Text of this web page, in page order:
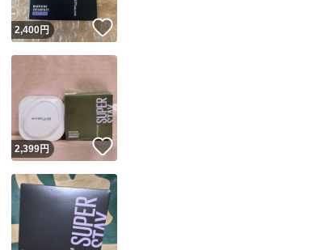
いね！
2,400円 いいね！
いね！
2,399円 いいね！